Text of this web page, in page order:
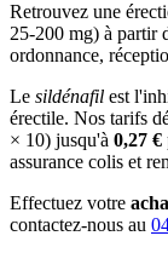
Retrouvez une
25-200 mg) à partir
ordonnance,
Le sildénafil est
érectile. Nos tarifs
× 10) jusqu'à 0,27 €
assurance colis et
Effectuez votre
contactez-nous au